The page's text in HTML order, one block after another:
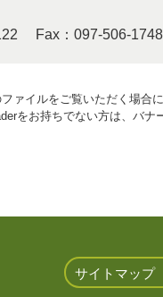
Fax：097-506-1748
ァイルをご覧いただく場合
をお持ちでない方は、バ
サイトマップ